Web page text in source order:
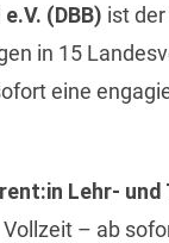
(DBB) ist
in 15
eine
Lehr-
Vollzeit – ab